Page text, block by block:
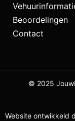
Beoordelingen
Contact
© 2025
Website ontwikkeld